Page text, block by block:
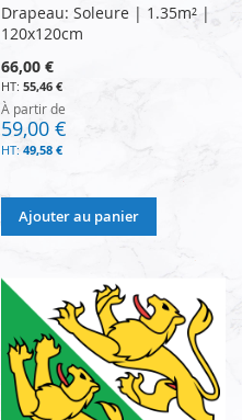
Drapeau: Soleure | 1.35m² |
120x120cm
66,00 €
55,46 €
À partir de
59,00 €
49,58 €
Ajouter au panier